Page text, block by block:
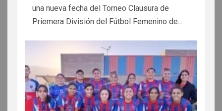
una nueva fecha del Torneo Clausura de
Priemera División del Fútbol Femenino de...